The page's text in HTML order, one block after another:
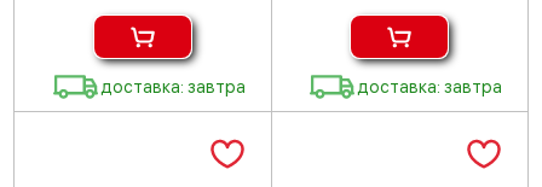
доставка: завтра доставка: завтра